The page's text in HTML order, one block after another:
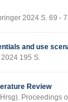
2024 S. 69 -
and use
195 S.
Review
Proceedings